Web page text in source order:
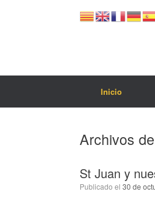
Inicio
Archivos
St Juan y
Publicado el 30 de